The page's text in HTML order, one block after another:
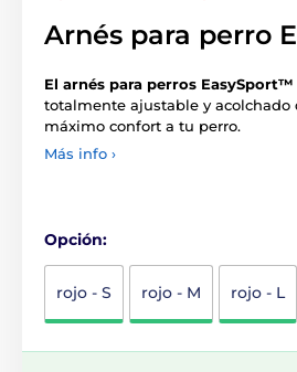
Arnés para perro
El arnés para perros EasySport™
totalmente ajustable y acolchado
máximo confort a tu perro.
Más info ›
Opción:
rojo - S rojo - M rojo - L